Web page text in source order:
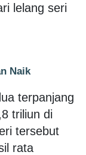
lelang seri
Naik
terpanjang
triliun di
tersebut
rata